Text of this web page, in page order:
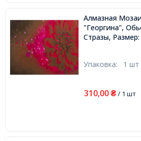
Алмазная
"Георгина",
Стразы, Размер:
Упаковка: 1 шт
310,00 ₴/ 1 шт